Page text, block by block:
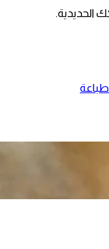
الحديدية.
طباعة